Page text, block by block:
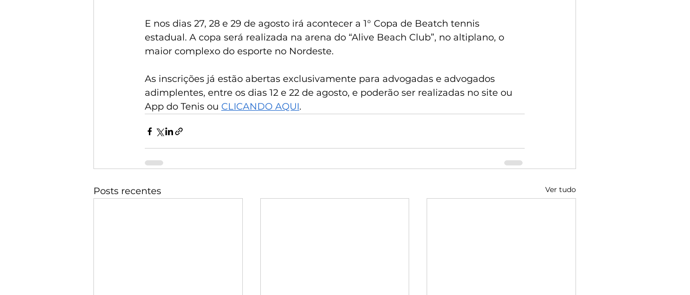
E nos dias 27, 28 e 29 de agosto irá acontecer a 1° Copa de Beatch tennis
estadual. A copa será realizada na arena do “Alive Beach Club”, no altiplano, o
maior complexo do esporte no Nordeste.
As inscrições já estão abertas exclusivamente para advogadas e advogados
adimplentes, entre os dias 12 e 22 de agosto, e poderão ser realizadas no site ou
App do Tenis ou CLICANDO AQUI.
Posts recentes Ver tudo